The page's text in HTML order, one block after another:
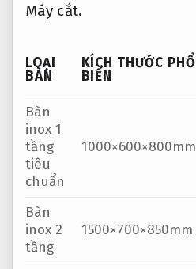
Máy cắt.
LOẠI
BÀN
KÍCH THƯỚC PHỔ
BIẾN
Bàn
inox 1
tầng
tiêu
chuẩn
1000×600×800mm
Bàn
inox 2
tầng
1500×700×850mm